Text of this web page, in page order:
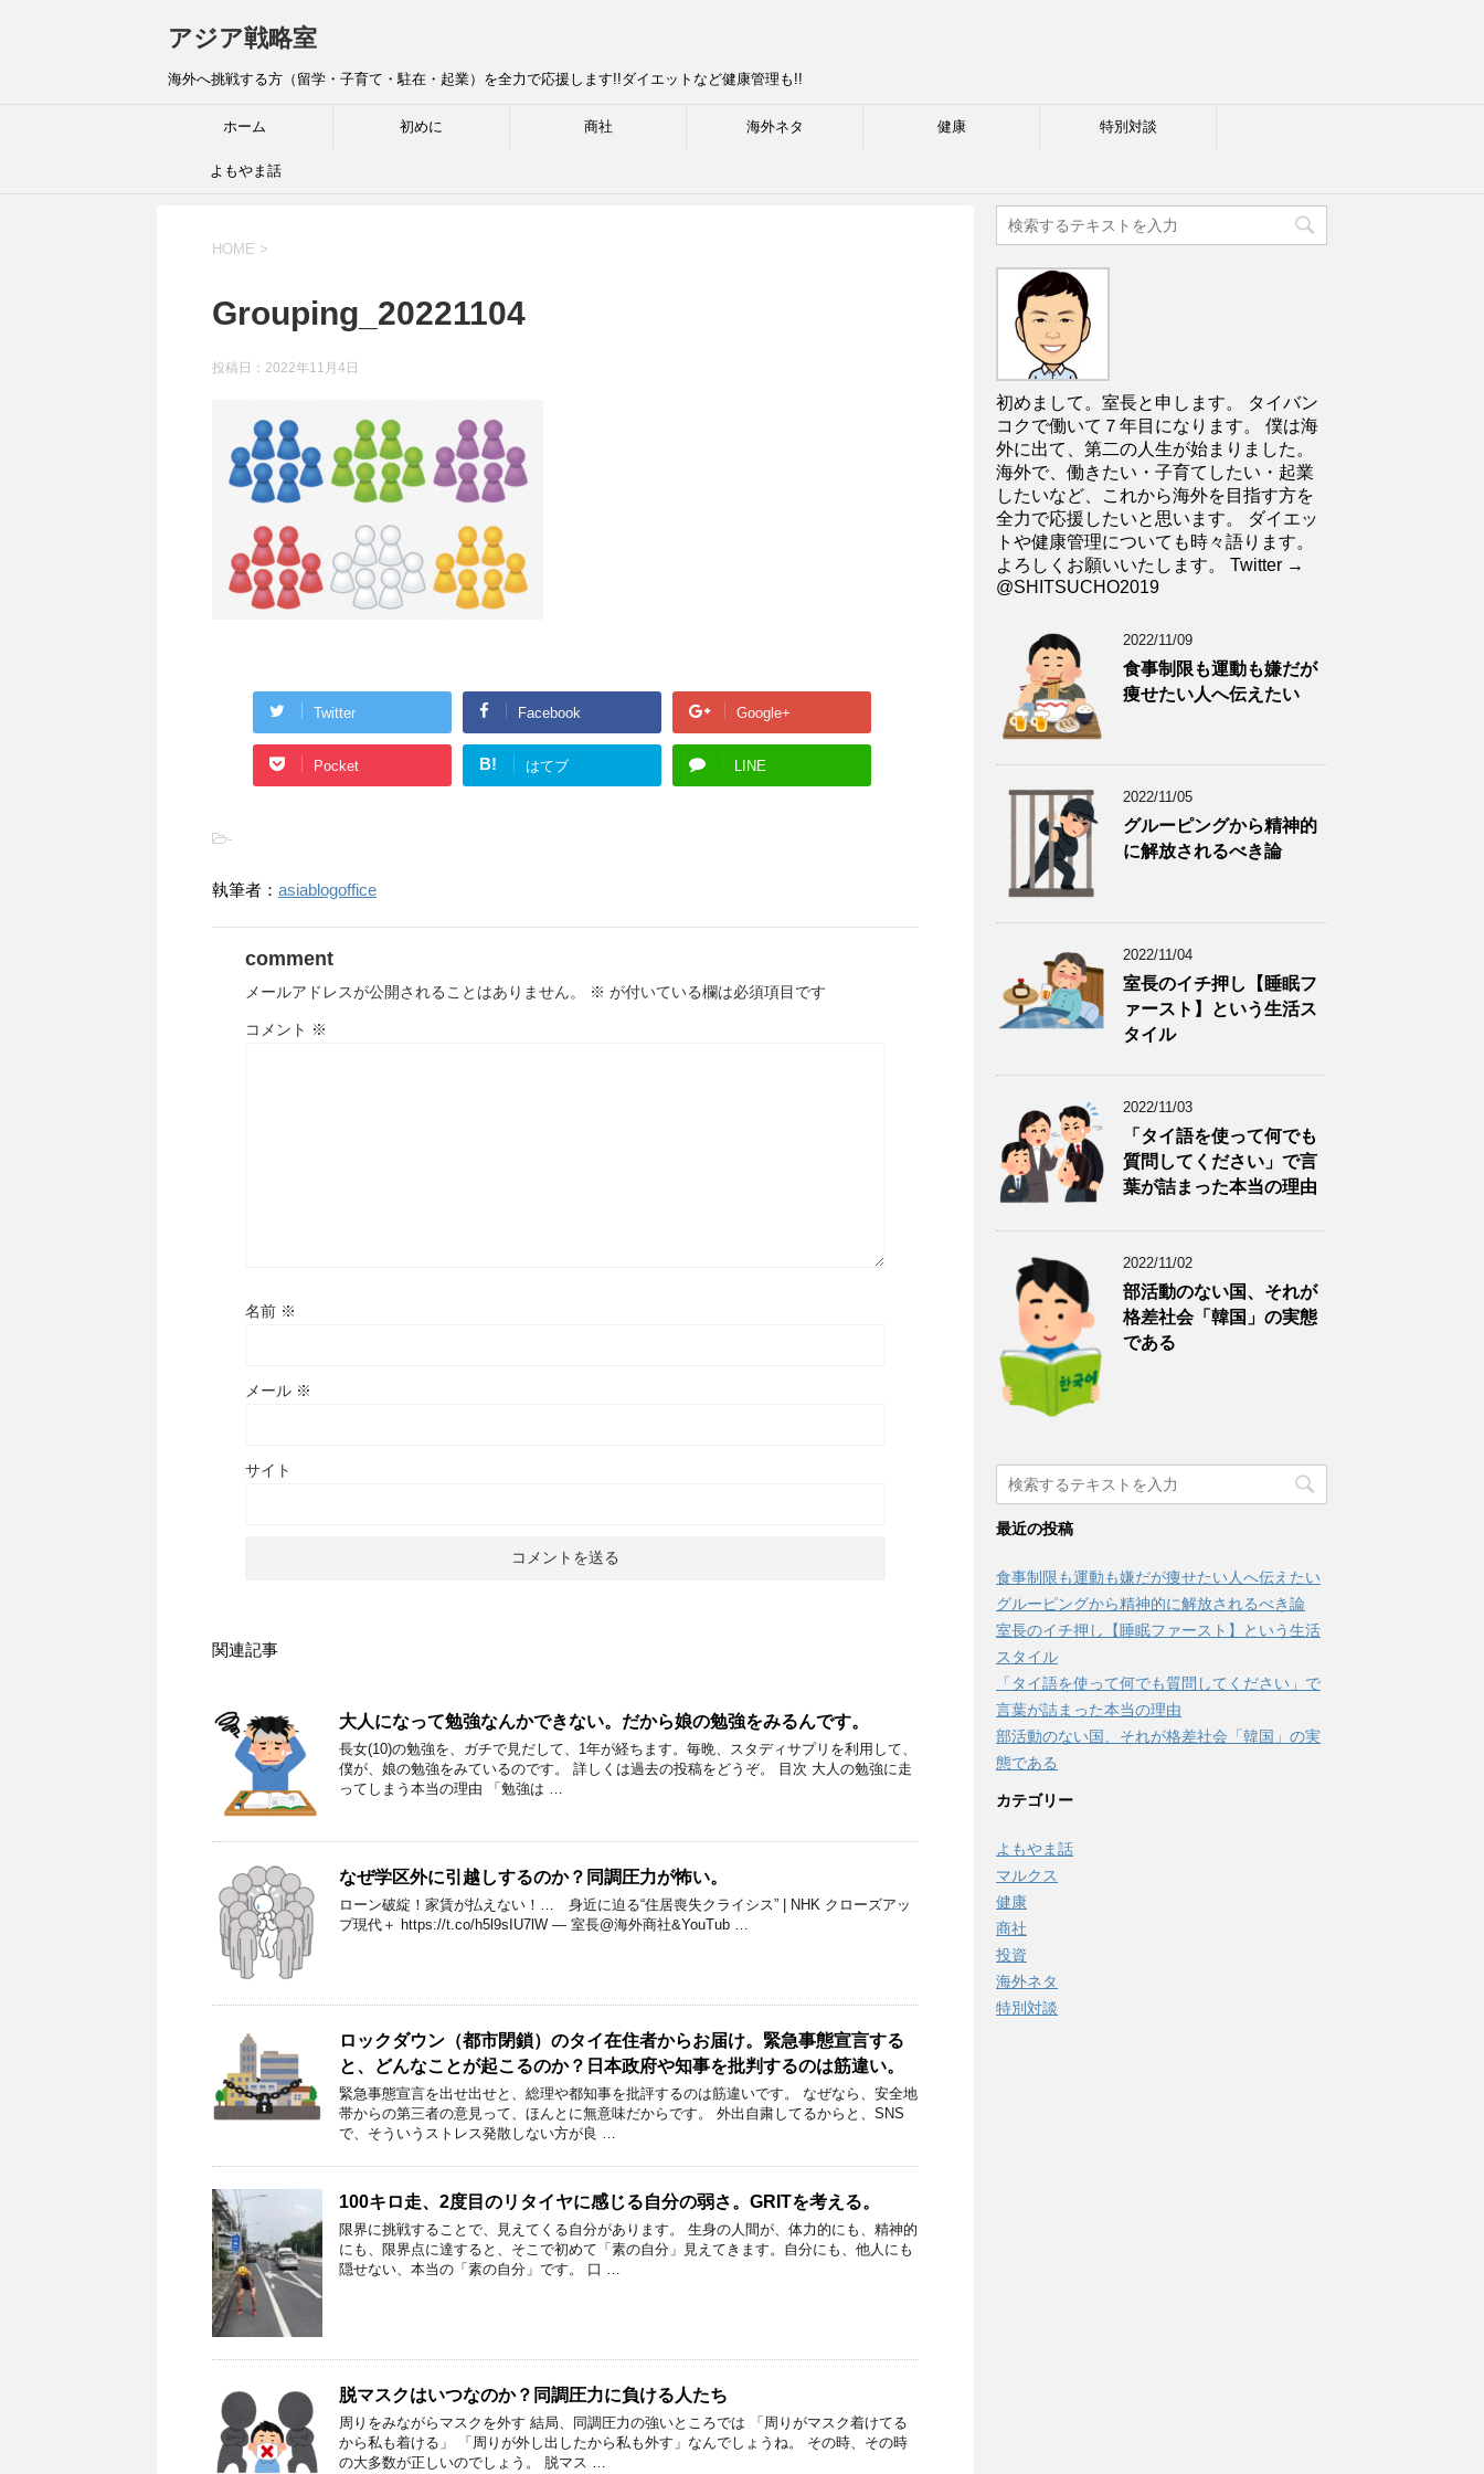
アジア戦略室
海外へ挑戦する方（留学・子育て・駐在・起業）を全力で応援します!!ダイエットなど健康管理も!!
ホーム 初めに 商社 海外ネタ 健康 特別対談
よもやま話
HOME >
Grouping_20221104
投稿日： 2022年11月4日
Twitter Facebook Google+
Pocket B! はてブ LINE
-
執筆者： asiablogoffice
comment
メールアドレスが公開されることはありません。 ※ が付いている欄は必須項目です
コメント ※
名前 ※
メール ※
サイト
関連記事
大人になって勉強なんかできない。だから娘の勉強をみるんです。
長女(10)の勉強を、ガチで見だして、1年が経ちます。毎晩、スタディサプリを利用して、
僕が、娘の勉強をみているのです。 詳しくは過去の投稿をどうぞ。 目次 大人の勉強に走
ってしまう本当の理由 「勉強は …
なぜ学区外に引越しするのか？同調圧力が怖い。
ローン破綻！家賃が払えない！… 身近に迫る“住居喪失クライシス” | NHK クローズアッ
プ現代＋ https://t.co/h5l9sIU7lW — 室長@海外商社&YouTub …
ロックダウン（都市閉鎖）のタイ在住者からお届け。緊急事態宣言する
と、どんなことが起こるのか？日本政府や知事を批判するのは筋違い。
緊急事態宣言を出せ出せと、総理や都知事を批評するのは筋違いです。 なぜなら、安全地
帯からの第三者の意見って、ほんとに無意味だからです。 外出自粛してるからと、SNS
で、そういうストレス発散しない方が良 …
100キロ走、2度目のリタイヤに感じる自分の弱さ。GRITを考える。
限界に挑戦することで、見えてくる自分があります。 生身の人間が、体力的にも、精神的
にも、限界点に達すると、そこで初めて「素の自分」見えてきます。自分にも、他人にも
隠せない、本当の「素の自分」です。 口 …
脱マスクはいつなのか？同調圧力に負ける人たち
周りをみながらマスクを外す 結局、同調圧力の強いところでは 「周りがマスク着けてる
から私も着ける」 「周りが外し出したから私も外す」なんでしょうね。 その時、その時
の大多数が正しいのでしょう。 脱マス …
初めまして。室長と申します。 タイバン
コクで働いて７年目になります。 僕は海
外に出て、第二の人生が始まりました。
海外で、働きたい・子育てしたい・起業
したいなど、これから海外を目指す方を
全力で応援したいと思います。 ダイエッ
トや健康管理についても時々語ります。
よろしくお願いいたします。 Twitter →
@SHITSUCHO2019
2022/11/09
食事制限も運動も嫌だが
痩せたい人へ伝えたい
2022/11/05
グルーピングから精神的
に解放されるべき論
2022/11/04
室長のイチ押し【睡眠フ
ァースト】という生活ス
タイル
2022/11/03
「タイ語を使って何でも
質問してください」で言
葉が詰まった本当の理由
2022/11/02
部活動のない国、それが
格差社会「韓国」の実態
である
最近の投稿
食事制限も運動も嫌だが痩せたい人へ伝えたい
グルーピングから精神的に解放されるべき論
室長のイチ押し【睡眠ファースト】という生活
スタイル
「タイ語を使って何でも質問してください」で
言葉が詰まった本当の理由
部活動のない国、それが格差社会「韓国」の実
態である
カテゴリー
よもやま話
マルクス
健康
商社
投資
海外ネタ
特別対談